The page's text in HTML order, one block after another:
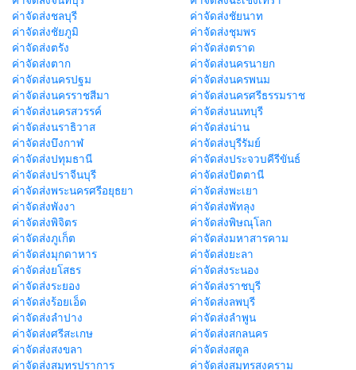
ค่าจัดส่งชลบุรี
ค่าจัดส่งชัยนาท
ค่าจัดส่งชัยภูมิ
ค่าจัดส่งชุมพร
ค่าจัดส่งตรัง
ค่าจัดส่งตราด
ค่าจัดส่งตาก
ค่าจัดส่งนครนายก
ค่าจัดส่งนครปฐม
ค่าจัดส่งนครพนม
ค่าจัดส่งนครราชสีมา
ค่าจัดส่งนครศรีธรรมราช
ค่าจัดส่งนครสวรรค์
ค่าจัดส่งนนทบุรี
ค่าจัดส่งนราธิวาส
ค่าจัดส่งน่าน
ค่าจัดส่งบึงกาฬ
ค่าจัดส่งบุรีรัมย์
ค่าจัดส่งปทุมธานี
ค่าจัดส่งประจวบคีรีขันธ์
ค่าจัดส่งปราจีนบุรี
ค่าจัดส่งปัตตานี
ค่าจัดส่งพระนครศรีอยุธยา
ค่าจัดส่งพะเยา
ค่าจัดส่งพังงา
ค่าจัดส่งพัทลุง
ค่าจัดส่งพิจิตร
ค่าจัดส่งพิษณุโลก
ค่าจัดส่งภูเก็ต
ค่าจัดส่งมหาสารคาม
ค่าจัดส่งมุกดาหาร
ค่าจัดส่งยะลา
ค่าจัดส่งยโสธร
ค่าจัดส่งระนอง
ค่าจัดส่งระยอง
ค่าจัดส่งราชบุรี
ค่าจัดส่งร้อยเอ็ด
ค่าจัดส่งลพบุรี
ค่าจัดส่งลำปาง
ค่าจัดส่งลำพูน
ค่าจัดส่งศรีสะเกษ
ค่าจัดส่งสกลนคร
ค่าจัดส่งสงขลา
ค่าจัดส่งสตูล
ค่าจัดส่งสมุทรปราการ
ค่าจัดส่งสมุทรสงคราม